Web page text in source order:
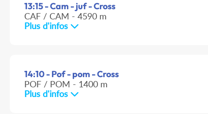
13:15 - Cam - juf - Cross
CAF / CAM - 4590 m
Plus d'infos
14:10 - Pof - pom - Cross
POF / POM - 1400 m
Plus d'infos